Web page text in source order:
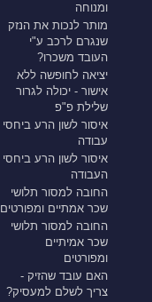
ומנוחה
מותר לנכות את הנזק
שנגרם לרכב ע"י
העובד משכרו?
יציאה לחופשה ללא
אישור - יכולה לגרור
שלילת פ"פ
איסור לשון הרע ביחסי
עבודה
איסור לשון הרע ביחסי
העבודה
החובה למסור תלושי
שכר אמתיים ומפורטים
החובה למסור תלושי
שכר אמיתיים
ומפורטים
האם עובד שהזיק -
צריך לשלם למעסיק?